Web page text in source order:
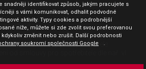
údajů
kupní smlouvy pro spotřebitele
snadněji identifikovat způsob, jakým pracujete s
s vámi komunikovat, odhalit podvodné
aktivity. Typy cookies a podrobnější
níže, můžete si zde zvolit svou preferovanou
kdykoliv změnit nebo zrušit. Další podrobnosti
soukromí společnosti Google .